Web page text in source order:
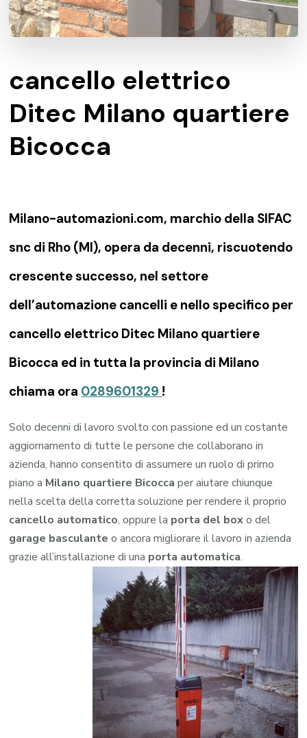
cancello elettrico
Ditec Milano quartiere
Bicocca
Milano-automazioni.com, marchio della SIFAC
snc di Rho (MI), opera da decenni, riscuotendo
crescente successo, nel settore
dell’automazione cancelli e nello specifico per
cancello elettrico Ditec Milano quartiere
Bicocca ed in tutta la provincia di Milano
chiama ora 0289601329 !
Solo decenni di lavoro svolto con passione ed un costante
aggiornamento di tutte le persone che collaborano in
azienda, hanno consentito di assumere un ruolo di primo
piano a Milano quartiere Bicocca per aiutare chiunque
nella scelta della corretta soluzione per rendere il proprio
cancello automatico, oppure la porta del boxo del
garage basculante o ancora migliorare il lavoro in azienda
grazie all’installazione di una porta automatica.